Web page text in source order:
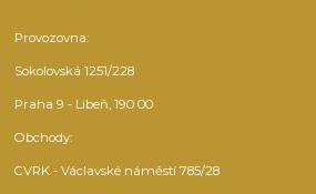
Provozovna:
Sokolovská 1251/228
Praha 9 - Libeň, 190 00
Obchody:
CVRK - Václavské náměstí 785/28